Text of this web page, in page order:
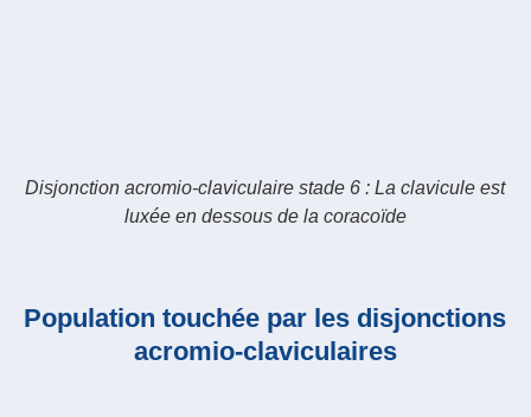
Disjonction acromio-claviculaire stade 6 : La clavicule est
luxée en dessous de la coracoïde
Population touchée par les disjonctions
acromio-claviculaires